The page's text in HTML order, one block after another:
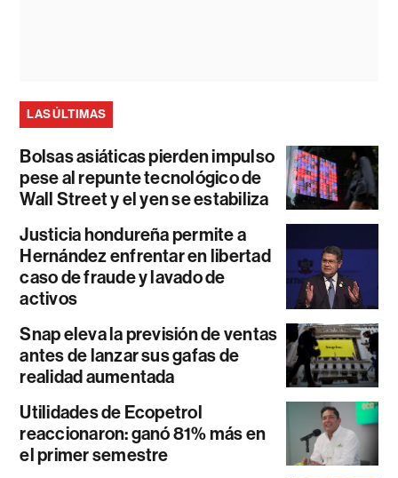
LAS ÚLTIMAS
Bolsas asiáticas pierden impulso
pese al repunte tecnológico de
Wall Street y el yen se estabiliza
Justicia hondureña permite a
Hernández enfrentar en libertad
caso de fraude y lavado de
activos
Snap eleva la previsión de ventas
antes de lanzar sus gafas de
realidad aumentada
Utilidades de Ecopetrol
reaccionaron: ganó 81% más en
el primer semestre